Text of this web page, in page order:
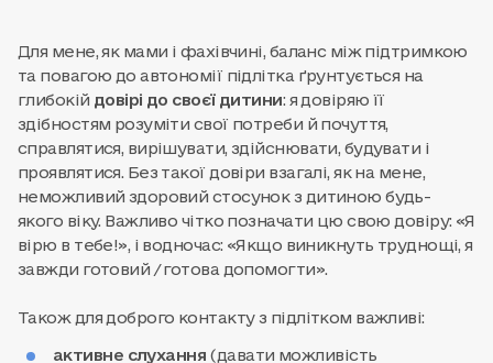
Для мене, як мами і фахівчині, баланс між підтримкою
та повагою до автономії підлітка ґрунтується на
глибокій довірі до своєї дитини: я довіряю її
здібностям розуміти свої потреби й почуття,
справлятися, вирішувати, здійснювати, будувати і
проявлятися. Без такої довіри взагалі, як на мене,
неможливий здоровий стосунок з дитиною будь-
якого віку. Важливо чітко позначати цю свою довіру: «Я
вірю в тебе!», і водночас: «Якщо виникнуть труднощі, я
завжди готовий / готова допомогти».
Також для доброго контакту з підлітком важливі:
активне слухання (давати можливість